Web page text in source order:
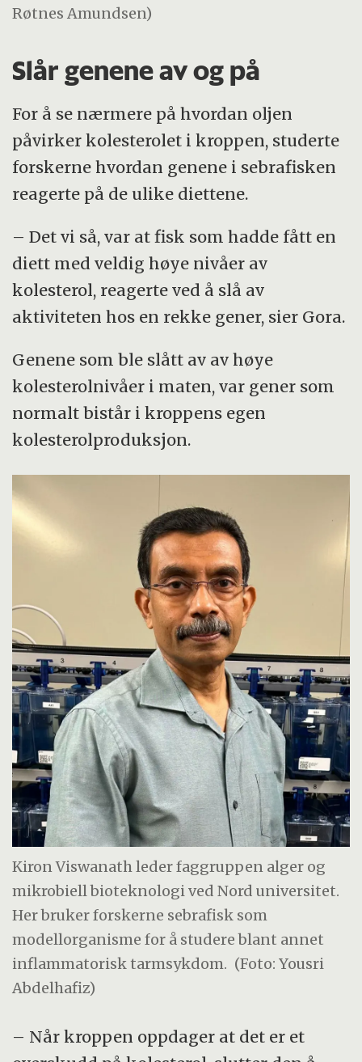
Røtnes Amundsen)
Slår genene av og på
For å se nærmere på hvordan oljen
påvirker kolesterolet i kroppen, studerte
forskerne hvordan genene i sebrafisken
reagerte på de ulike diettene.
– Det vi så, var at fisk som hadde fått en
diett med veldig høye nivåer av
kolesterol, reagerte ved å slå av
aktiviteten hos en rekke gener, sier Gora.
Genene som ble slått av av høye
kolesterolnivåer i maten, var gener som
normalt bistår i kroppens egen
kolesterolproduksjon.
Kiron Viswanath leder faggruppen alger og
mikrobiell bioteknologi ved Nord universitet.
Her bruker forskerne sebrafisk som
modellorganisme for å studere blant annet
inflammatorisk tarmsykdom. (Foto: Yousri
Abdelhafiz)
– Når kroppen oppdager at det er et